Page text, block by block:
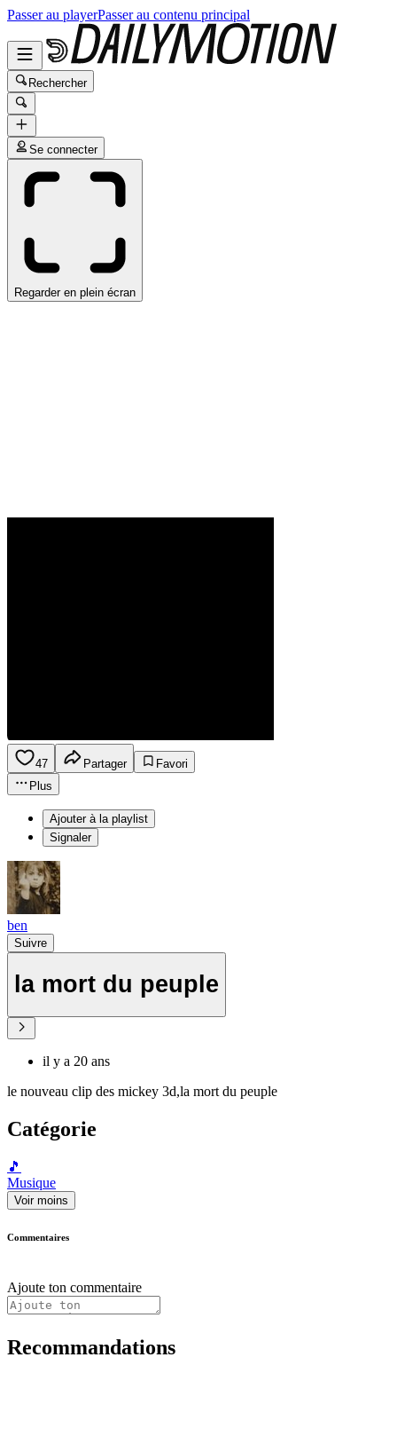
Passer au playerPasser au contenu principal
Rechercher
Se connecter
Regarder en plein écran
47 Partager
Favori
Plus
Ajouter à la playlist
Signaler
ben
Suivre
la mort du peuple
il y a 20 ans
le nouveau clip des mickey 3d,la mort du peuple
Catégorie
🎵
Musique
Voir moins
Commentaires
Ajoute ton commentaire
Recommandations